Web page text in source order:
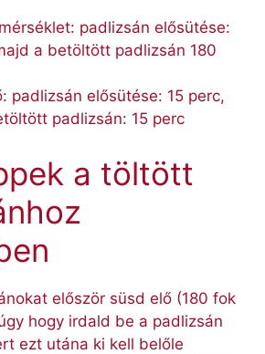
padlizsán elősütése:
a betöltött padlizsán 180
padlizsán elősütése: 15 perc,
padlizsán: 15 perc
a töltött
először süsd elő (180 fok
hogy irdald be a padlizsán
ezt utána ki kell belőle